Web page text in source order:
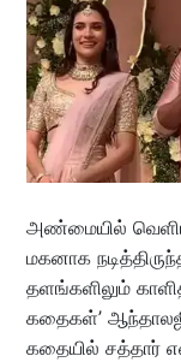
அண்மையில்
மகனாக
தளங்களிலும்
கதைகள்’
கதையில் சத்தார்